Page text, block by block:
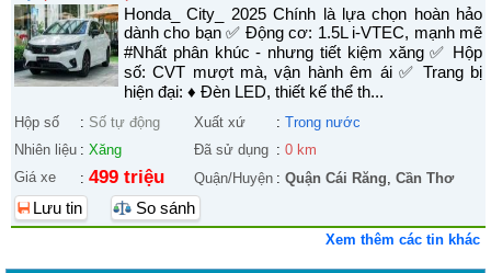
Honda_ City_ 2025 Chính là lựa chọn hoàn hảo
dành cho bạn ✅ Động cơ: 1.5L i-VTEC, mạnh mẽ
#Nhất phân khúc - nhưng tiết kiệm xăng ✅ Hộp
số: CVT mượt mà, vận hành êm ái ✅ Trang bị
hiện đại: ♦ Đèn LED, thiết kế thể th...
Hộp số : Số tự động Xuất xứ : Trong nước
Nhiên liệu : Xăng Đã sử dụng : 0 km
Giá xe
: 499 triệu Quận/Huyện : Quận Cái Răng, Cần Thơ
Lưu tin So sánh
Xem thêm các tin khác